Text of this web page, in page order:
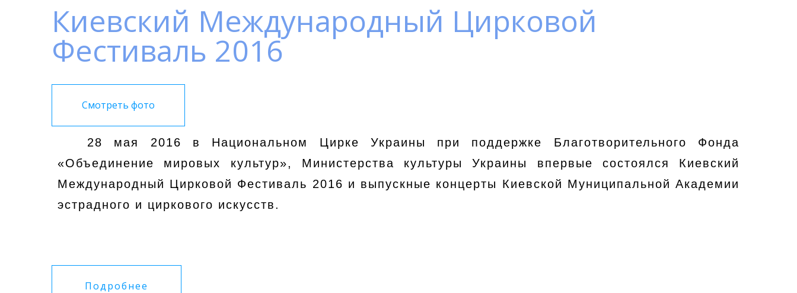
Киевский Международный Цирковой
Фестиваль 2016
Смотреть фото
28 мая 2016 в Национальном Цирке Украины при поддержке Благотворительного Фонда
«Объединение мировых культур», Министерства культуры Украины впервые состоялся Киевский
Международный Цирковой Фестиваль 2016 и выпускные концерты Киевской Муниципальной Академии
эстрадного и циркового искусств.
Подробнее